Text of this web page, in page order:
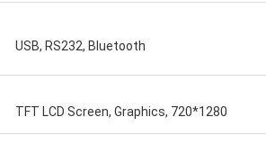
USB, RS232, Bluetooth
TFT LCD Screen, Graphics, 720*1280